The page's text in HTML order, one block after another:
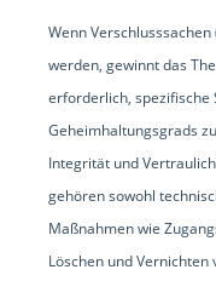
Wenn
werden, gewinnt das
erforderlich, spezifische
Geheimhaltungsgrads
Integrität und
gehören sowohl
Maßnahmen wie
Löschen und